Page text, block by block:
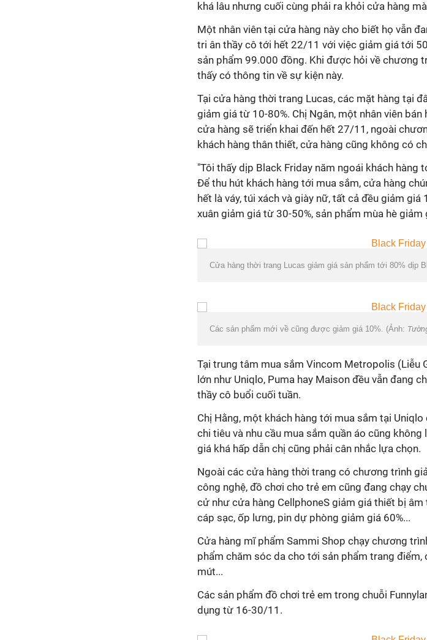
khá lâu nhưng cuối cùng phải ra khỏi cửa hàng
Một nhân viên tại cửa hàng này cho biết họ vẫn
tri ân thầy cô tới hết 22/11 với việc giảm giá tới
sản phẩm 99.000 đồng. Khi được hỏi về chương
thấy có thông tin về sự kiện này.
Tại cửa hàng thời trang Lucas, các mặt hàng tại
giảm giá từ 10-80%. Chị Ngân, một nhân viên
cửa hàng sẽ triển khai đến hết 27/11, ngoài
khách hàng thân thiết, cửa hàng cũng không có
"Tôi thấy dịp Black Friday năm ngoái khách hàng
Để thu hút khách hàng tới mua sắm, cửa hàng
hết là váy, túi xách và giày nữ, tất cả đều giảm
xuân giảm giá từ 30-50%, sản phẩm mùa hè giảm
Cửa hàng thời trang Lucas giảm giá sản phẩm tới 80% dịp
Các sản phẩm mới về cũng được giảm giá 10%. (Ảnh:
Tại trung tâm mua sắm Vincom Metropolis (Liễu
lớn như Uniqlo, Puma hay Maison đều vẫn đang
thầy cô buổi cuối tuần.
Chị Hằng, một khách hàng tới mua sắm tại
chi tiêu và nhu cầu mua sắm quần áo cũng
giá khá hấp dẫn chị cũng phải cân nhắc lựa chọn.
Ngoài các cửa hàng thời trang có chương trình
công nghệ, đồ chơi cho trẻ em cũng đang chạy
cử như cửa hàng CellphoneS giảm giá thiết bị
cáp sạc, ốp lưng, pin dự phòng giảm giá 60%...
Cửa hàng mĩ phẩm Sammi Shop chạy chương
phẩm chăm sóc da cho tới sản phẩm trang
mút...
Các sản phẩm đồ chơi trẻ em trong chuỗi
dụng từ 16-30/11.